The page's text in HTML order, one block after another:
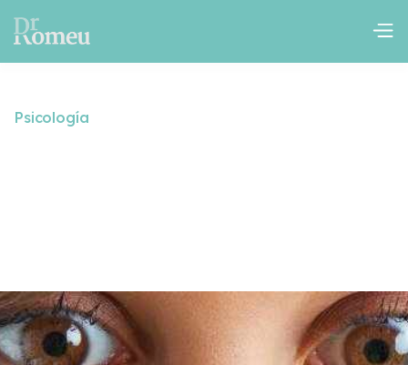
Psicología